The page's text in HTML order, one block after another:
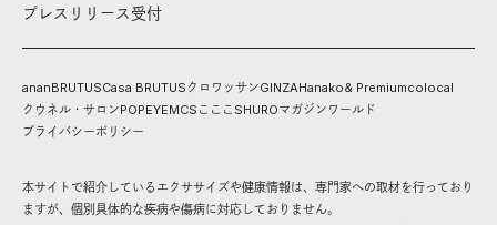
プレスリリース受付
ananBRUTUSCasa BRUTUS クロワッサンGINZAHanako& Premiumcolocal
クウネル・サロンPOPEYEMCS こここ SHUROマガジンワールド
プライバシーポリシー
本サイトで紹介しているエクササイズや健康情報は、専門家への取材を行っており
ますが、個別具体的な疾病や傷病に対応しておりません。